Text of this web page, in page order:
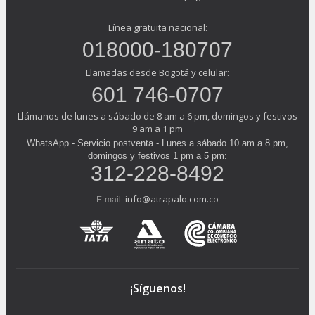
con el Barcelona Centro Universitario así como con la
está posicionada comouna de las mejores escuelas
portales de maestrías:
Ranking de las mejores Escuelas de Negocios en
Financial Magazine.
Ranking de las mejores Escuelas de Negocios
Internacionales en Club-MBA.
Seleccionado mejor MBA online de las principales
Escuelas de Negocios.
Ranking de las mejores Escuelas de Negocios en el
web que te facilitaremos o reenviar el correo de
confirmación a la dirección que te facilitaremos y en
Línea gratuita nacional:
018000-180707
Llamadas desde Bogotá y celular:
601 746-0707
Llámanos de lunes a sábado de 8 am a 6 pm, domingos y festivos
9 am a 1 pm
WhatsApp - Servicio postventa - Lunes a sábado 10 am a 8 pm,
domingos y festivos 1 pm a 5 pm:
312-228-8492
E-mail: info@atrapalo.com.co
¡Síguenos!